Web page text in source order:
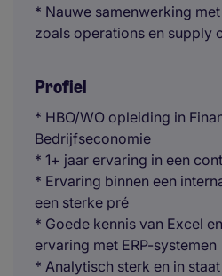
* Nauwe samenwerking
zoals operations en supply
Profiel
* HBO/WO opleiding in
Bedrijfseconomie
* 1+ jaar ervaring in een
* Ervaring binnen een
een sterke pré
* Goede kennis van Excel
ervaring met ERP-systemen
* Analytisch sterk en in